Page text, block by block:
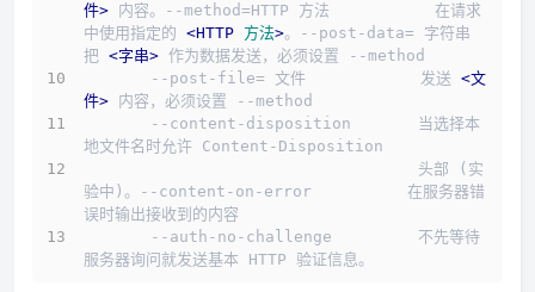
件> 内容。--method=HTTP 方法           在请求
中使用指定的 <HTTP 方法>。--post-data= 字符串
把 <字串> 作为数据发送，必须设置 --method
       --post-file= 文件            发送
<文
件> 内容，必须设置 --method
地文件名时允许 Content-Disposition
验中)。--content-on-error          在服务器错
误时输出接收到的内容
服务器询问就发送基本 HTTP 验证信息。